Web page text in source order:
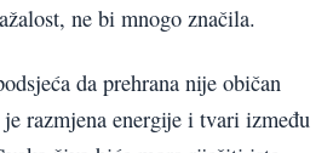
ne bi mnogo značila.
da prehrana nije običan
razmjena energije i tvari između